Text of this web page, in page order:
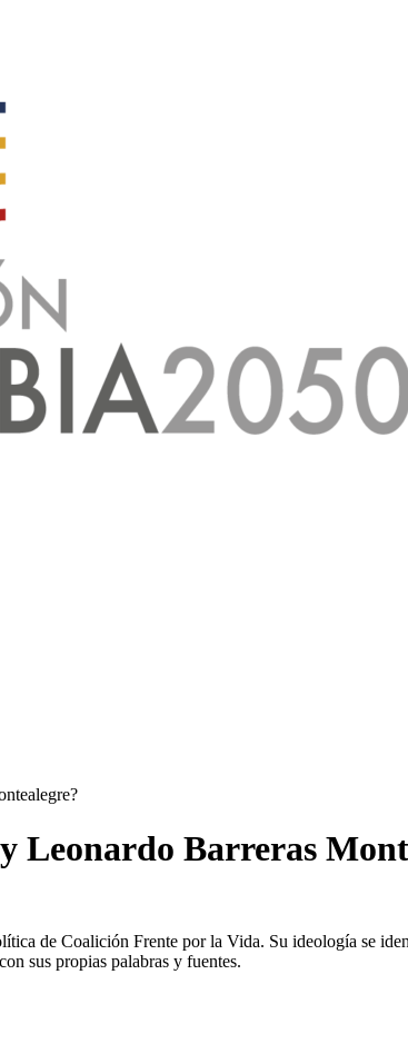
Leonardo Barreras
de Coalición Frente por la Vida. Su ideología se
sus propias palabras y fuentes.